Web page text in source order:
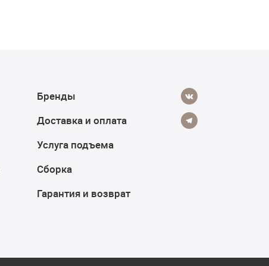
Бренды
Доставка и оплата
Услуга подъема
Сборка
Гарантия и возврат